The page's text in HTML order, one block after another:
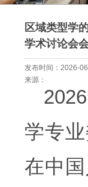
区域类型学
学术讨论会
发布时间：2026-
来源：
学专
在中